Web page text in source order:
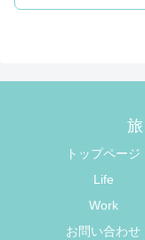
トップページ
Life
Work
お問い合わせ